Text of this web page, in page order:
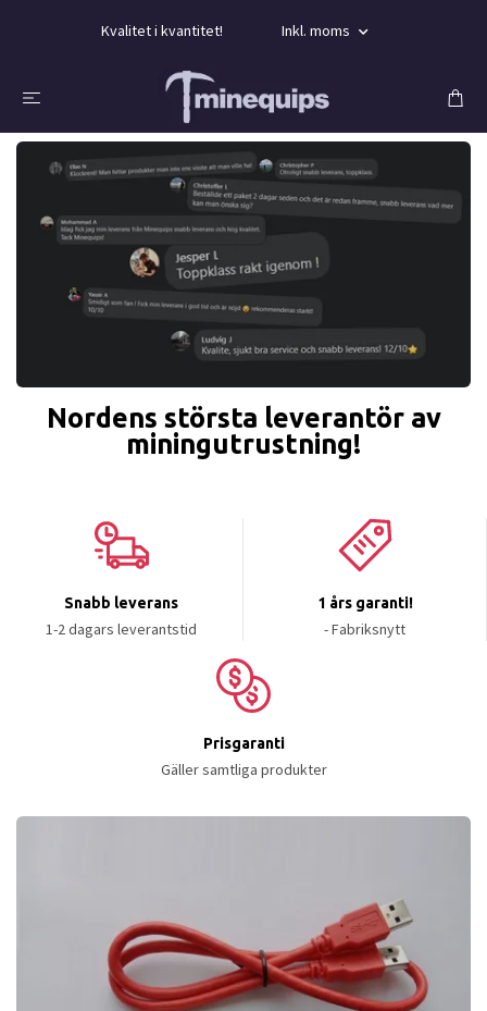
Kvalitet i kvantitet! Inkl. moms
Snabb leverans
1-2 dagars leverantstid
1 års garanti!
- Fabriksnytt
Prisgaranti
Gäller samtliga produkter